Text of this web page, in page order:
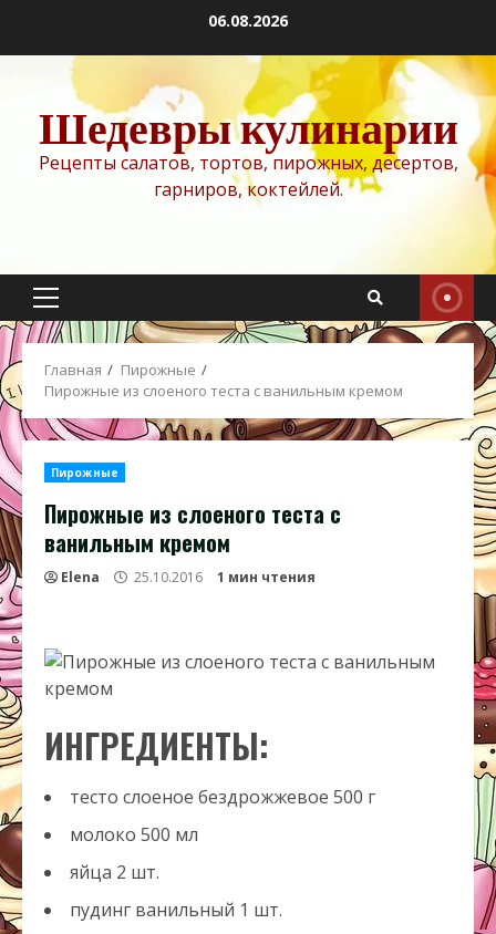
содержимому
06.08.2026
Шедевры кулинарии
Рецепты салатов, тортов, пирожных, десертов,
гарниров, коктейлей.
Основное
меню
Главная
Пирожные
Пирожные из слоеного теста с ванильным кремом
Пирожные
Пирожные из слоеного теста с
ванильным кремом
Elena 25.10.2016 1 мин чтения
ИНГРЕДИЕНТЫ:
тесто слоеное бездрожжевое 500 г
молоко 500 мл
яйца 2 шт.
пудинг ванильный 1 шт.